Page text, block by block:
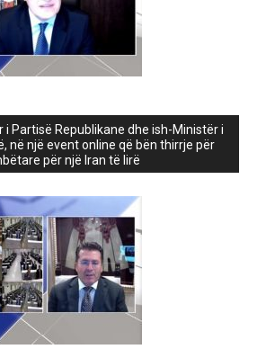
i Partisë Republikane dhe ish-Ministër i
në një event online që bën thirrje për
për një Iran të lirë